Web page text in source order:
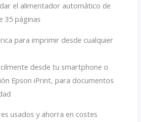
el alimentador automático de
35 páginas
para imprimir desde cualquier
desde tu smartphone o
Epson iPrint, para documentos
usados y ahorra en costes